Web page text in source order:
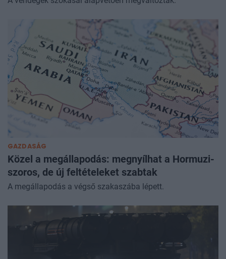
GAZDASÁG
Közel a megállapodás: megnyílhat a Hormuzi-
szoros, de új feltételeket szabtak
A megállapodás a végső szakaszába lépett.